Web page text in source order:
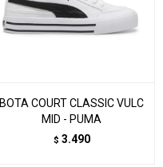
BOTA COURT CLASSIC VULC
MID - PUMA
$ 3.490